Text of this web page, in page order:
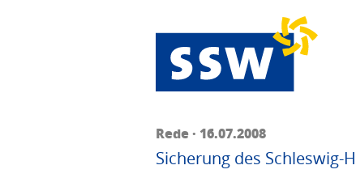
Rede · 16.07.2008
Sicherung des Schleswig-